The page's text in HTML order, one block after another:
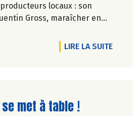
locaux : son
Gross, maraîcher en
élevage, près de
le bouc nous accueille.
LIRE LA SUITEDE
l'article
met à table !